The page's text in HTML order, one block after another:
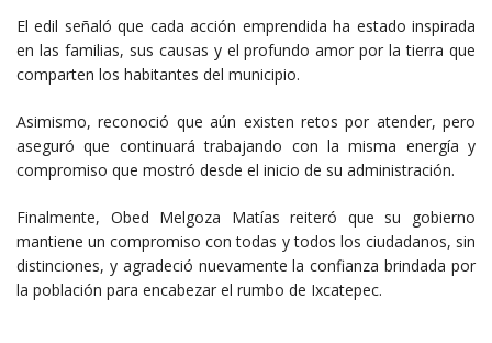
El edil señaló que cada acción emprendida ha estado inspirada
en las familias, sus causas y el profundo amor por la tierra que
comparten los habitantes del municipio.
Asimismo, reconoció que aún existen retos por atender, pero
aseguró que continuará trabajando con la misma energía y
compromiso que mostró desde el inicio de su administración.
Finalmente, Obed Melgoza Matías reiteró que su gobierno
mantiene un compromiso con todas y todos los ciudadanos, sin
distinciones, y agradeció nuevamente la confianza brindada por
la población para encabezar el rumbo de Ixcatepec.